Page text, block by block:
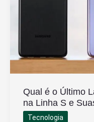
Qual é o Último
na Linha S e
Tecnologia